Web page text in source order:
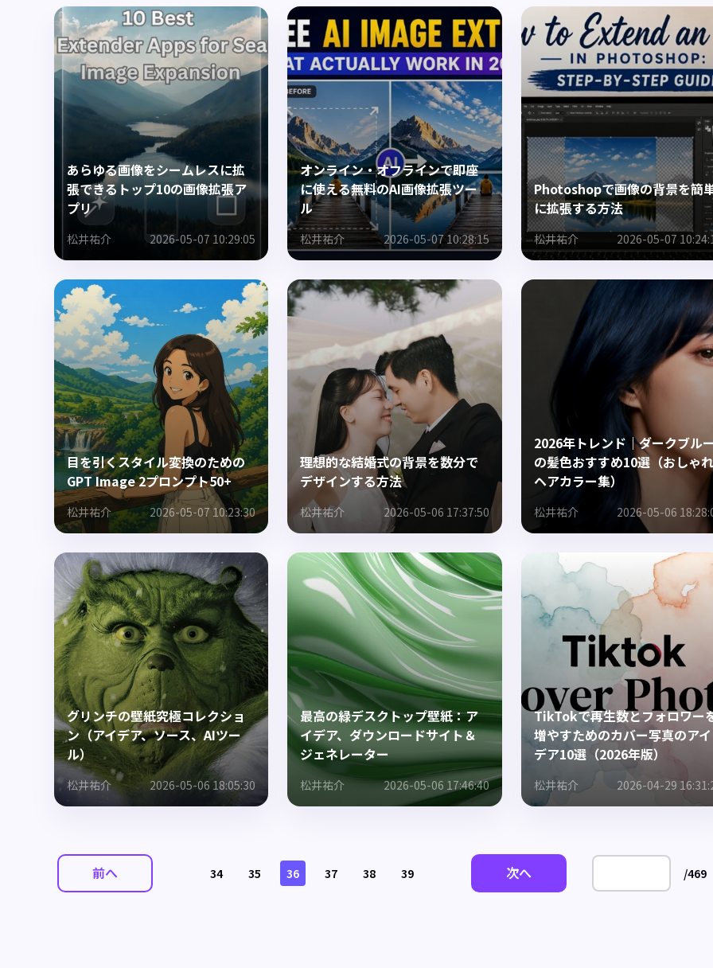
あらゆる画像をシームレスに拡
張できるトップ10の画像拡張ア
プリ
松井祐介 2026-05-07 10:29:05
オンライン・オフラインで即座
に使える無料のAI画像拡張ツー
ル
松井祐介 2026-05-07 10:28:15
Photoshopで画像の背景を簡
に拡張する方法
松井祐介 2026-05-07
目を引くスタイル変換のための
GPT Image 2プロンプト50+
松井祐介 2026-05-07 10:23:30
理想的な結婚式の背景を数分で
デザインする方法
松井祐介 2026-05-06 17:37:50
2026年トレンド｜ダークブル
の髪色おすすめ10選（おしゃれ
ヘアカラー集）
松井祐介 2026-05-06
グリンチの壁紙究極コレクショ
ン（アイデア、ソース、AIツー
ル）
松井祐介 2026-05-06 18:05:30
最高の緑デスクトップ壁紙：ア
イデア、ダウンロードサイト＆
ジェネレーター
松井祐介 2026-05-06 17:46:40
TikTokで再生数とフォロワー
増やすためのカバー写真のアイ
デア10選（2026年版）
松井祐介 2026-04-29
前へ 34 35 36 37 38 39 次へ /469